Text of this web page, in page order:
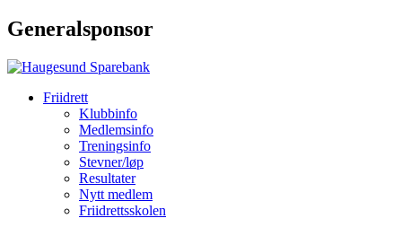
Generalsponsor
Friidrett
Klubbinfo
Medlemsinfo
Treningsinfo
Stevner/løp
Resultater
Nytt medlem
Friidrettsskolen